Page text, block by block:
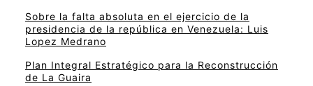
Sobre la falta absoluta en el ejercicio de la
presidencia de la república en Venezuela: Luis
Lopez Medrano
Plan Integral Estratégico para la Reconstrucción
de La Guaira